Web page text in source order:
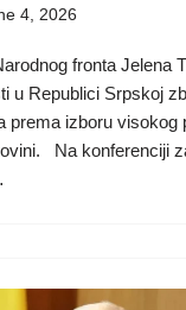
4, 2026
fronta Jelena
u Republici Srpskoj
prema izboru visokog
Na konferenciji